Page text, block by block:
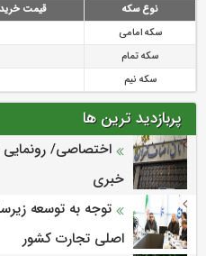
نوع سکه قیمت خرید
سکه امامی
سکه تمام
سکه نیم
پربازدید ترین ها
اختصاصی/ رونمایی
خبری
توجه به توسعه
اصلی تجارت کشور